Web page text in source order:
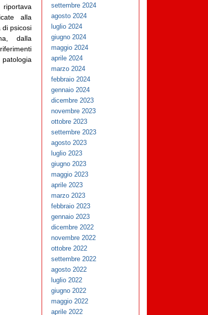
riportava
alla
di psicosi
dalla
settembre 2024
agosto 2024
luglio 2024
giugno 2024
maggio 2024
aprile 2024
marzo 2024
febbraio 2024
gennaio 2024
dicembre 2023
novembre 2023
ottobre 2023
settembre 2023
agosto 2023
luglio 2023
giugno 2023
maggio 2023
aprile 2023
marzo 2023
febbraio 2023
gennaio 2023
dicembre 2022
novembre 2022
ottobre 2022
settembre 2022
agosto 2022
luglio 2022
giugno 2022
maggio 2022
aprile 2022